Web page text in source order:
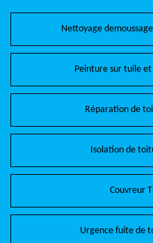
Nettoyage
Peinture sur tuile
Réparation de
Isolation de
Couvreur
Urgence fuite de